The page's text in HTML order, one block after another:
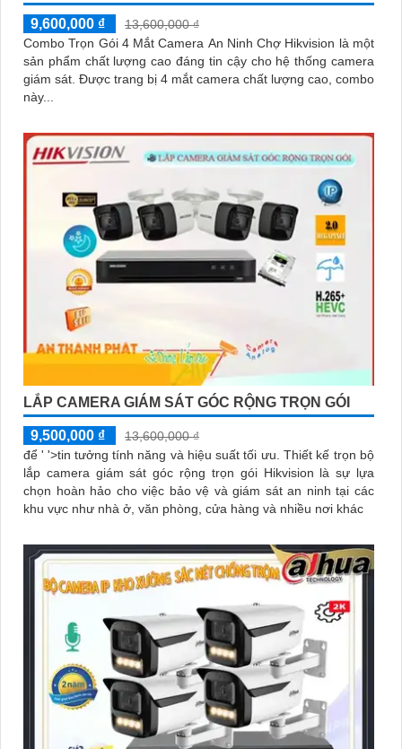
9,600,000 ₫
13,600,000 ₫
Combo Trọn Gói 4 Mắt Camera An Ninh Chợ Hikvision là một
sản phẩm chất lượng cao đáng tin cậy cho hệ thống camera
giám sát. Được trang bị 4 mắt camera chất lượng cao, combo
này...
LẮP CAMERA GIÁM SÁT GÓC RỘNG TRỌN GÓI
9,500,000 ₫
13,600,000 ₫
để ' '>tin tưởng tính năng và hiệu suất tối ưu. Thiết kế trọn bộ
lắp camera giám sát góc rộng trọn gói Hikvision là sự lựa
chọn hoàn hảo cho việc bảo vệ và giám sát an ninh tại các
khu vực như nhà ở, văn phòng, cửa hàng và nhiều nơi khác